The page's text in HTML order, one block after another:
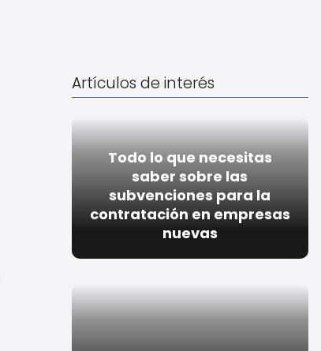
Artículos de interés
Todo lo que necesitas
saber sobre las
subvenciones para la
contratación en empresas
nuevas